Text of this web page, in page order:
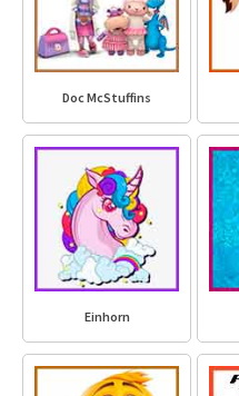
Doc McStuffins
Einhorn